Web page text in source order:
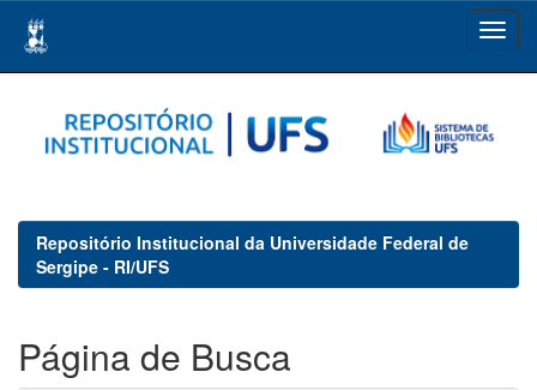
navigation
Repositório Institucional da Universidade Federal de
Sergipe - RI/UFS
Página de Busca